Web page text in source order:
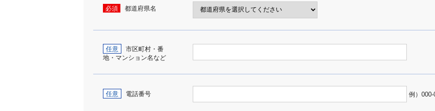
必須 都道府県名
任意
市区町村・番
地・マンション名など
任意 電話番号 例）